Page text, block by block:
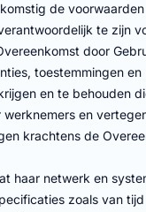
de
te zijn
door
toestemmingen en
en te behouden
werknemers en
krachtens de
haar netwerk en
zoals van